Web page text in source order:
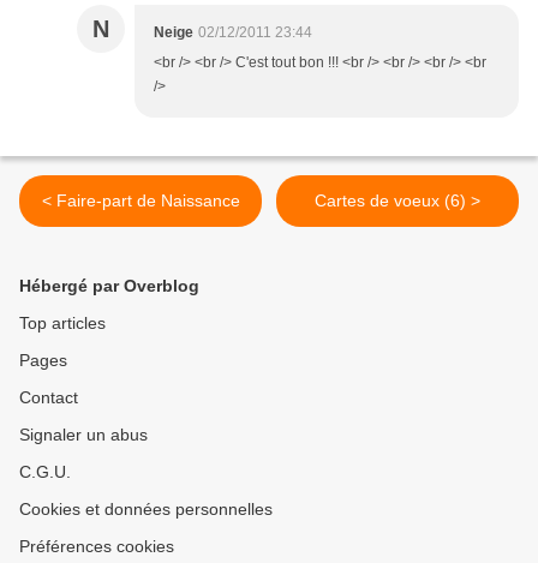
N Neige 02/12/2011 23:44
<br /> <br /> C'est tout bon !!! <br /> <br /> <br /> <br
/>
< Faire-part de Naissance Cartes de voeux (6) >
Hébergé par Overblog
Top articles
Pages
Contact
Signaler un abus
C.G.U.
Cookies et données personnelles
Préférences cookies